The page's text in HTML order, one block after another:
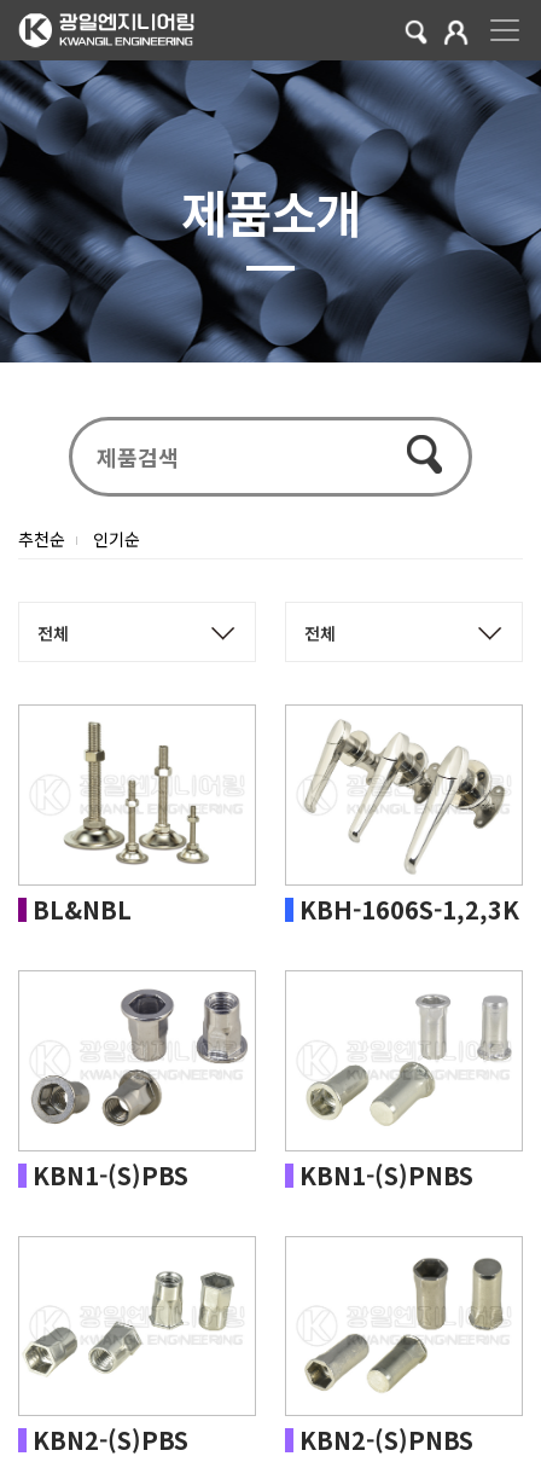
제품소개
추천순 인기순
BL&NBL KBH-1606S-1,2,3K
KBN1-(S)PBS KBN1-(S)PNBS
KBN2-(S)PBS KBN2-(S)PNBS